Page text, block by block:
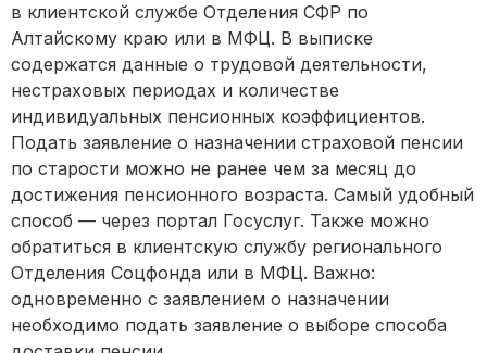
в клиентской службе Отделения СФР по
Алтайскому краю или в МФЦ. В выписке
содержатся данные о трудовой деятельности,
нестраховых периодах и количестве
индивидуальных пенсионных коэффициентов.
Подать заявление о назначении страховой пенсии
по старости можно не ранее чем за месяц до
достижения пенсионного возраста. Самый удобный
способ — через портал Госуслуг. Также можно
обратиться в клиентскую службу регионального
Отделения Соцфонда или в МФЦ. Важно:
одновременно с заявлением о назначении
необходимо подать заявление о выборе способа